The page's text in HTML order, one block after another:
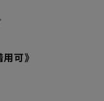
可》